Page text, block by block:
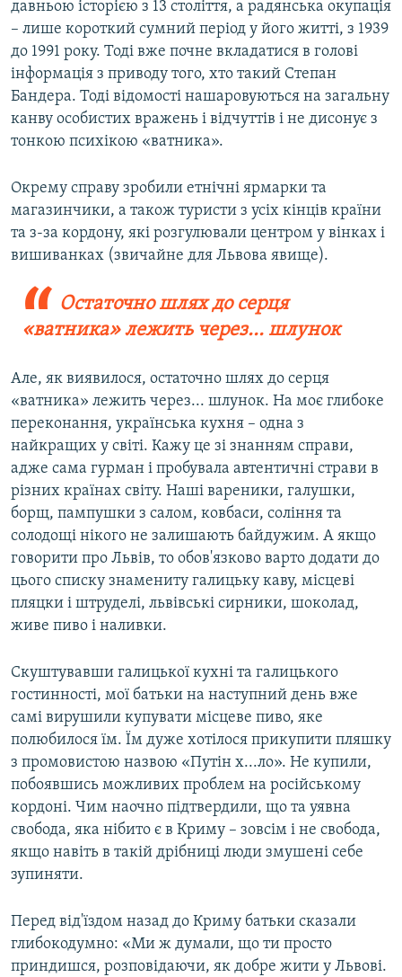
давньою історією з 13 століття, а радянська окупація
– лише короткий сумний період у його житті, з 1939
до 1991 року. Тоді вже почне вкладатися в голові
інформація з приводу того, хто такий Степан
Бандера. Тоді відомості нашаровуються на загальну
канву особистих вражень і відчуттів і не дисонує з
тонкою психікою «ватника».
Окрему справу зробили етнічні ярмарки та
магазинчики, а також туристи з усіх кінців країни
та з-за кордону, які розгулювали центром у вінках і
вишиванках (звичайне для Львова явище).
Остаточно шлях до серця
«ватника» лежить через... шлунок
Але, як виявилося, остаточно шлях до серця
«ватника» лежить через... шлунок. На моє глибоке
переконання, українська кухня – одна з
найкращих у світі. Кажу це зі знанням справи,
адже сама гурман і пробувала автентичні страви в
різних країнах світу. Наші вареники, галушки,
борщ, пампушки з салом, ковбаси, соління та
солодощі нікого не залишають байдужим. А якщо
говорити про Львів, то обов'язково варто додати до
цього списку знамениту галицьку каву, місцеві
пляцки і штруделі, львівські сирники, шоколад,
живе пиво і наливки.
Скуштувавши галицької кухні та галицького
гостинності, мої батьки на наступний день вже
самі вирушили купувати місцеве пиво, яке
полюбилося їм. Їм дуже хотілося прикупити пляшку
з промовистою назвою «Путін х...ло». Не купили,
побоявшись можливих проблем на російському
кордоні. Чим наочно підтвердили, що та уявна
свобода, яка нібито є в Криму – зовсім і не свобода,
якщо навіть в такій дрібниці люди змушені себе
зупиняти.
Перед від'їздом назад до Криму батьки сказали
глибокодумно: «Ми ж думали, що ти просто
приндишся, розповідаючи, як добре жити у Львові.